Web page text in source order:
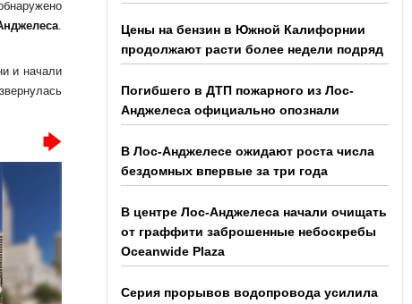
и начали
Цены на бензин в Южной Калифорнии
продолжают расти более недели подряд
Погибшего в ДТП пожарного из Лос-
Анджелеса официально опознали
В Лос-Анджелесе ожидают роста числа
бездомных впервые за три года
В центре Лос-Анджелеса начали очищать
от граффити заброшенные небоскребы
Oceanwide Plaza
Серия прорывов водопровода усилила